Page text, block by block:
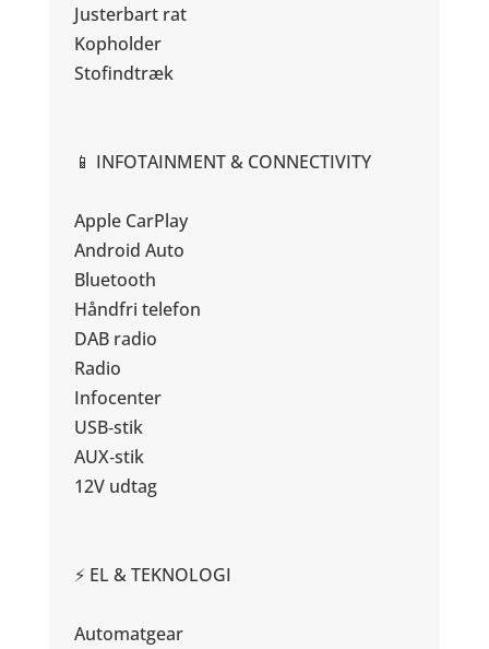
Justerbart rat
Kopholder
Stofindtræk
📱 INFOTAINMENT & CONNECTIVITY
Apple CarPlay
Android Auto
Bluetooth
Håndfri telefon
DAB radio
Radio
Infocenter
USB‑stik
AUX‑stik
12V udtag
⚡ EL & TEKNOLOGI
Automatgear